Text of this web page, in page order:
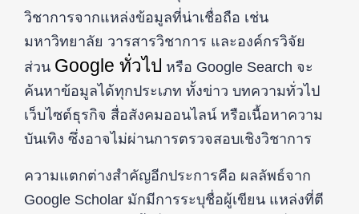
วิชาการจากแหล่งข้อมูลที่น่าเชื่อถือ เช่น
มหาวิทยาลัย วารสารวิชาการ และองค์กรวิจัย
ส่วน Google ทั่วไป หรือ Google Search จะ
ค้นหาข้อมูลได้ทุกประเภท ทั้งข่าว บทความทั่วไป
เว็บไซต์ธุรกิจ สื่อสังคมออนไลน์ หรือเนื้อหาความ
บันเทิง ซึ่งอาจไม่ผ่านการตรวจสอบเชิงวิชาการ
ความแตกต่างสำคัญอีกประการคือ ผลลัพธ์จาก
Google Scholar มักมีการระบุชื่อผู้เขียน แหล่งที่ตี